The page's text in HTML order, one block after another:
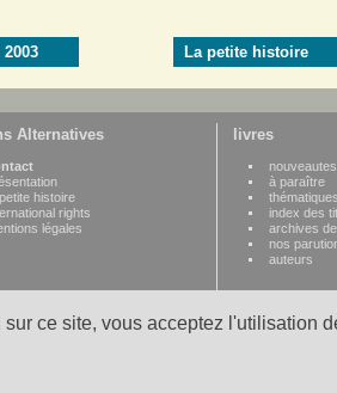
ce site, vous acceptez l'utilisation
2003 La petite histoire
Alternatives
histoire
rights
légales
livres
nouveautes
à paraître
thématiques
index des
archives
nos
auteurs